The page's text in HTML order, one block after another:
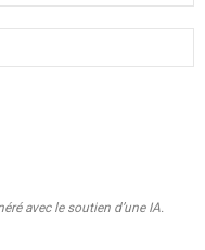
avec le soutien d’une IA.